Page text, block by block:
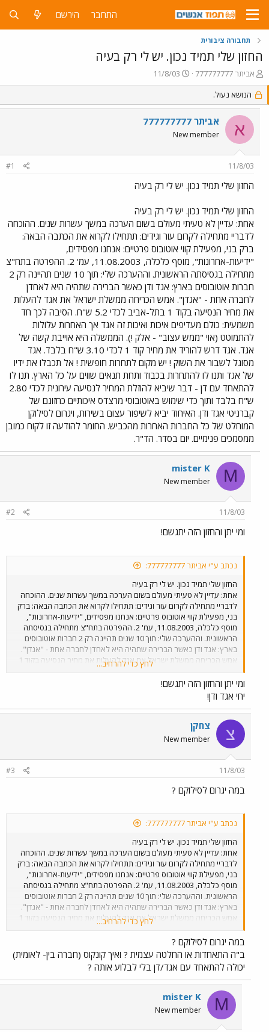
התחבר הירשם
תחבורה ציבורית
החזון שלי תמיד נכון. יש לי רק בעיה
פ
ו
ת
ח
נ
אביתר 777777777
פ
ו
ס
ם
ב
ת
ך
11/8/03
הנושא נעול.
א אביתר 777777777
New member
11/8/03
#1
החזון שלי תמיד נכון. יש לי רק בעיה
החזון שלי תמיד נכון. יש לי רק בעיה
אחת: עדיין לא טעיתי מעולם בשום הערכה במשך עשרות שנים. ההוכחה
לדבריי מתחילה לקרום עור וגידים: תתחילו לקרוא את הכתבה הבאה:
ברק בני, מפעילת קווי אוטובוס פרטיים: אנחנו מפסידים,
"ידיעות-אחרונות", מוסף כלכלה, 11.08.2003, עמ' 2. ההפרטה בתח"צ
מתחילה בגסיסתה הראשונית. וההערכה שלי: תוך 10 שנים תהיינה רק 2
חברות אוטובוסים בארץ: אגד ודן כאשר הברירה שתהיה היא לאחדן
לחברה אחת - "אגדן". אמש הכריחה ממשלת ישראל את אגד להעלות
את מחיר הנסיעה בקוד 1 בתל-אביב לכדי 5.2 ש"ח. הסיבה לכך חד
משמעית: כולם מעדיפים איכות ואיכות זה אגד אך האחרות עלולות
להתמוטט (אוי "ממש עצוב" - אלק !). הממשלה היא אוייבת קשה של
אגד. אגד דרש להוריד את מחיר קוד 1 לכדי 3.10 ש"ח בלבד. אגד
מסוגל לשבור את השוק ! יש מקום לתחרות חופשית ! אל תכבלו את ידיו
של אגד ותנו לו להתחרות בכבוד ותחת תנאים שווים על כל הארץ. תנו לו
להתאחד עם דן - דבר שיביא להוזלת המחיר לנסיעה עירונית לכדי 2.80
ש"ח בלבד ותוך כדי שימוש באוטובוסי מרצדס איכותיים כחזונם של
קברניטי אגד ודן. האיחוד יביא לשיפור עצום בשירות, ויגרום לסילוקן
המוחלט של כל החברות האחרות מהכביש. החומר להודעה זו לקוח כמובן
ממסמכים פנימיים. יום בסדר. הד"ר.
M
mister K
New member
11/8/03
#2
ומי יתן והחזון הזה יתגשם!
נכתב ע"י אביתר 777777777:
החזון שלי תמיד נכון. יש לי רק בעיה
אחת: עדיין לא טעיתי מעולם בשום הערכה במשך עשרות שנים. ההוכחה
לדבריי מתחילה לקרום עור וגידים: תתחילו לקרוא את הכתבה הבאה: ברק
בני, מפעילת קווי אוטובוס פרטיים: אנחנו מפסידים, "ידיעות-אחרונות",
מוסף כלכלה, 11.08.2003, עמ' 2. ההפרטה בתח"צ מתחילה בגסיסתה
הראשונית. וההערכה שלי: תוך 10 שנים תהיינה רק 2 חברות אוטובוסים
בארץ: אגד ודן כאשר הברירה שתהיה היא לאחדן לחברה אחת - "אגדן".
אמש הכריחה ממשלת ישראל את אגד להעלות את מחיר הנסיעה בקוד 1
בתל-אביב לכדי 5.2 ש"ח. הסיבה לכך חד משמעית: כולם מעדיפים איכות
ואיכות זה אגד אך האחרות עלולות להתמוטט (אוי "ממש עצוב" - אלק !).
3.10 ש"ח בלבד. אגד מסוגל לשבור את השוק ! יש מקום לתחרות חופשית !
אל תכבלו את ידיו של אגד ותנו לו להתחרות בכבוד ותחת תנאים שווים על
כל הארץ. תנו לו להתאחד עם דן - דבר שיביא להוזלת המחיר לנסיעה
עירונית לכדי 2.80 ש"ח בלבד ותוך כדי שימוש באוטובוסי מרצדס איכותיים
כחזונם של קברניטי אגד ודן. האיחוד יביא לשיפור עצום בשירות, ויגרום
לסילוקן המוחלט של כל החברות האחרות מהכביש. החומר להודעה זו לקוח
כמובן ממסמכים פנימיים. יום בסדר. הד"ר.
לחץ כדי להרחיב...
ומי יתן והחזון הזה יתגשם!
יחי אגד ודן!
צ צחקן
New member
11/8/03
#3
במה יגרום לסילוקם ?
נכתב ע"י אביתר 777777777:
החזון שלי תמיד נכון. יש לי רק בעיה
אחת: עדיין לא טעיתי מעולם בשום הערכה במשך עשרות שנים. ההוכחה
לדבריי מתחילה לקרום עור וגידים: תתחילו לקרוא את הכתבה הבאה: ברק
בני, מפעילת קווי אוטובוס פרטיים: אנחנו מפסידים, "ידיעות-אחרונות",
מוסף כלכלה, 11.08.2003, עמ' 2. ההפרטה בתח"צ מתחילה בגסיסתה
הראשונית. וההערכה שלי: תוך 10 שנים תהיינה רק 2 חברות אוטובוסים
בארץ: אגד ודן כאשר הברירה שתהיה היא לאחדן לחברה אחת - "אגדן".
אמש הכריחה ממשלת ישראל את אגד להעלות את מחיר הנסיעה בקוד 1
בתל-אביב לכדי 5.2 ש"ח. הסיבה לכך חד משמעית: כולם מעדיפים איכות
ואיכות זה אגד אך האחרות עלולות להתמוטט (אוי "ממש עצוב" - אלק !).
הממשלה היא אוייבת קשה של אגד. אגד דרש להוריד את מחיר קוד 1 לכדי
3.10 ש"ח בלבד. אגד מסוגל לשבור את השוק ! יש מקום לתחרות חופשית !
אל תכבלו את ידיו של אגד ותנו לו להתחרות בכבוד ותחת תנאים שווים על
כל הארץ. תנו לו להתאחד עם דן - דבר שיביא להוזלת המחיר לנסיעה
עירונית לכדי 2.80 ש"ח בלבד ותוך כדי שימוש באוטובוסי מרצדס איכותיים
כחזונם של קברניטי אגד ודן. האיחוד יביא לשיפור עצום בשירות, ויגרום
לסילוקן המוחלט של כל החברות האחרות מהכביש. החומר להודעה זו לקוח
כמובן ממסמכים פנימיים. יום בסדר. הד"ר.
לחץ כדי להרחיב...
במה יגרום לסילוקם ?
ב"ה התאחדות או החלטה עצמית ? ואיך קונקוס (חברה בין- לאומית)
יכולה להתאחד עם אגד/דן בלי לבלוע אותה ?
M
mister K
New member